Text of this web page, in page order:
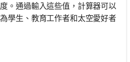
。通過輸入這些值，計算器可以
學生、教育工作者和太空愛好者